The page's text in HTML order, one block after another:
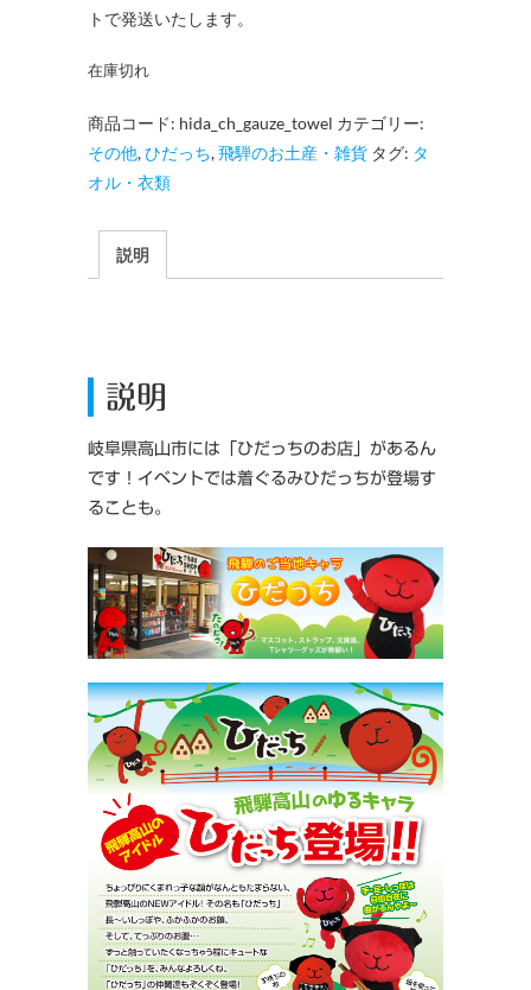
トで発送いたします。
在庫切れ
商品コード: hida_ch_gauze_towel カテゴリー:
その他,ひだっち,飛騨のお土産・雑貨 タグ: タ
オル・衣類
説明
説明
岐阜県高山市には「ひだっちのお店」があるん
です！イベントでは着ぐるみひだっちが登場す
ることも。